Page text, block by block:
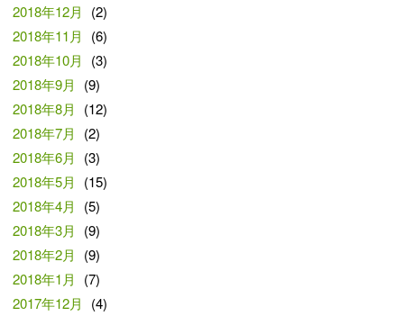
2018年12月
(2)
2018年11月
(6)
2018年10月
(3)
2018年9月
(9)
2018年8月
(12)
2018年7月
(2)
2018年6月
(3)
2018年5月
(15)
2018年4月
(5)
2018年3月
(9)
2018年2月
(9)
2018年1月
(7)
2017年12月
(4)